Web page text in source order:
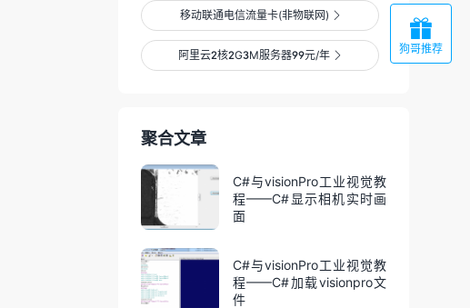
移动联通电信流量卡(非物联网) 
阿里云2核2G3M服务器99元/年 
聚合文章
C#与visionPro工业视觉教
程——C#显示相机实时画
面
C#与visionPro工业视觉教
程——C#加载visionpro文
件

狗哥推荐